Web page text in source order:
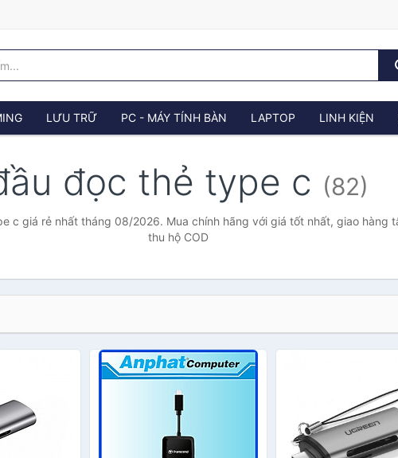
LƯU TRỮ PC - MÁY TÍNH BÀN LAPTOP LINH KIỆN
đọc thẻ type c (82)
c giá rẻ nhất tháng 08/2026. Mua chính hãng với giá tốt nhất, giao hàng
thu hộ COD